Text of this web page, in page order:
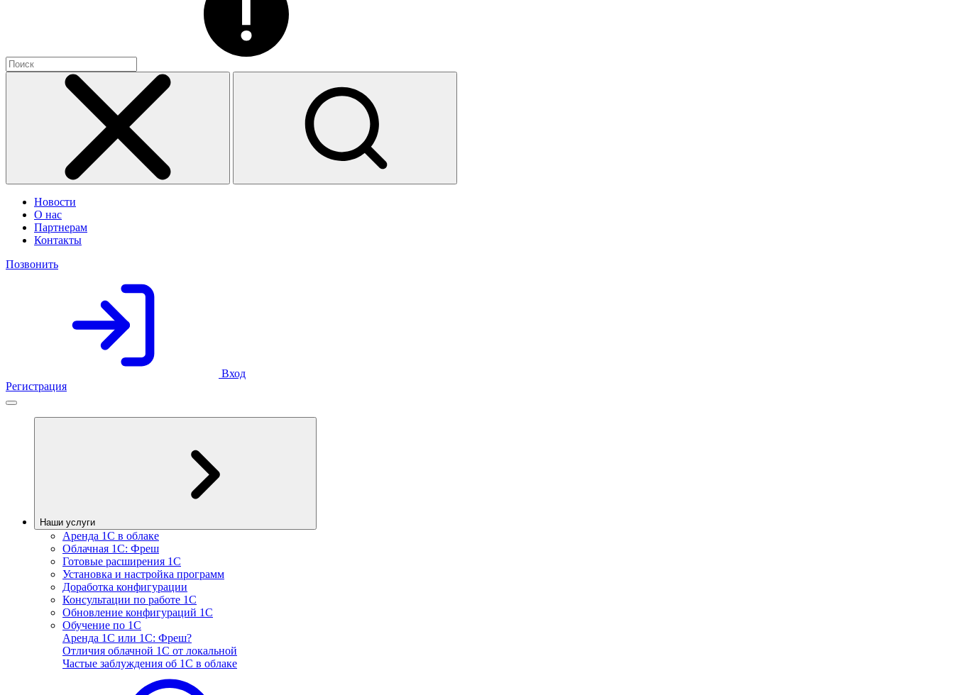
Новости
О нас
Партнерам
Контакты
Позвонить
Вход
Регистрация
Наши услуги
Аренда 1С в облаке
Облачная 1С: Фреш
Готовые расширения 1С
Установка и настройка программ
Доработка конфигурации
Консультации по работе 1С
Обновление конфигураций 1С
Обучение по 1С
Аренда 1С или 1С: Фреш?
Отличия облачной 1С от локальной
Частые заблуждения об 1С в облаке